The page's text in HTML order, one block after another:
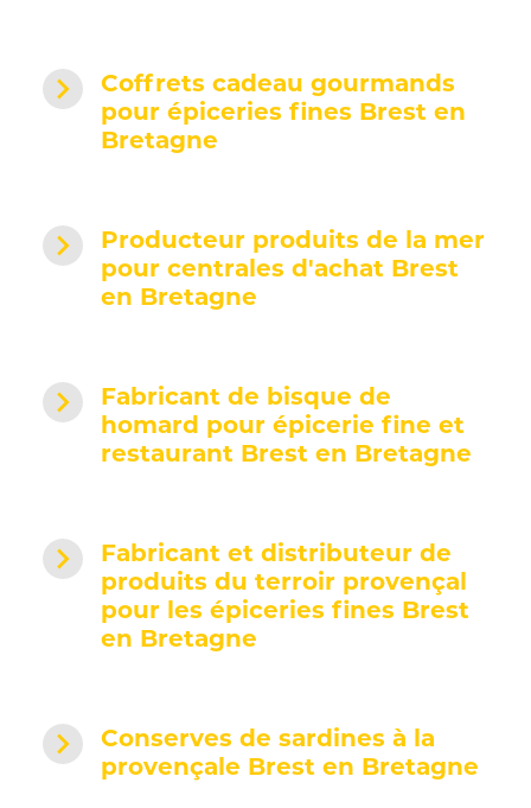
navigate_next
Coffrets cadeau gourmands
pour épiceries fines Brest en
Bretagne
navigate_next
Producteur produits de la mer
pour centrales d'achat Brest
en Bretagne
navigate_next
Fabricant de bisque de
homard pour épicerie fine et
restaurant Brest en Bretagne
navigate_next
Fabricant et distributeur de
produits du terroir provençal
pour les épiceries fines Brest
en Bretagne
navigate_next
Conserves de sardines à la
provençale Brest en Bretagne